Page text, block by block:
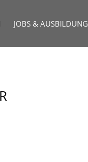
JOBS & AUSBILDUNG